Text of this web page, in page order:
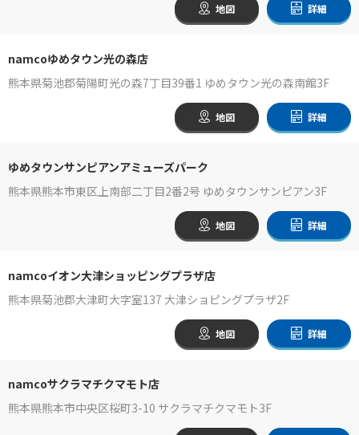
地図 詳細
namcoゆめタウン光の森店
熊本県菊池郡菊陽町光の森7丁目39番1 ゆめタウン光の森南館3F
地図 詳細
ゆめタウンサンピアンアミューズパーク
熊本県熊本市東区上南部二丁目2番2号 ゆめタウンサンピアン3F
地図 詳細
namcoイオン大津ショッピングプラザ店
熊本県菊池郡大津町大字室137 大津ショピングプラザ2F
地図 詳細
namcoサクラマチクマモト店
熊本県熊本市中央区桜町3-10 サクラマチクマモト3F